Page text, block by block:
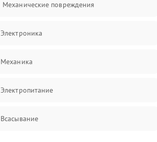
Механические повреждения
Электроника
Механика
Электропитание
Всасывание